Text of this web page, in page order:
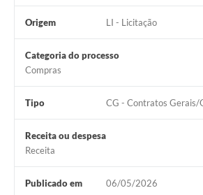
Origem LI - Licitação
Categoria do processo
Compras
Tipo CG - Contratos Gerais/
Receita ou despesa
Receita
Publicado em 06/05/2026